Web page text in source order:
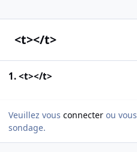
<t></t>
1. <t></t>
Veuillez vous connecter ou vous
sondage.